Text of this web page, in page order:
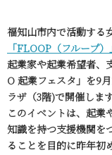
福知山市内で活動する
「FLOOP（フループ）
起業家や起業希望者、
O 起業フェスタ」を9
ラザ（3階)で開催します
このイベントは、起業
知識を持つ支援機関を
ることを目的に昨年初